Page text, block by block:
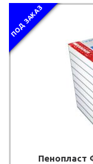
ПОД ЗАКАЗ
Пенопласт